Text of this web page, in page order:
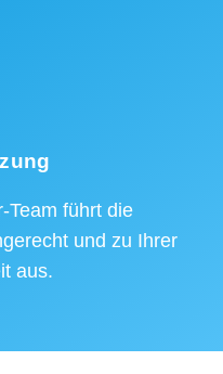
Team führt die
und zu Ihrer
aus.